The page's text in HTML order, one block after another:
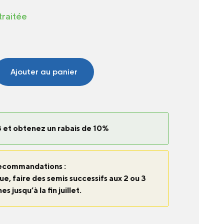
Ajouter au panier
obtenez un rabais de 10%
:
faire des semis successifs aux 2 ou 3
jusqu’à la fin juillet.